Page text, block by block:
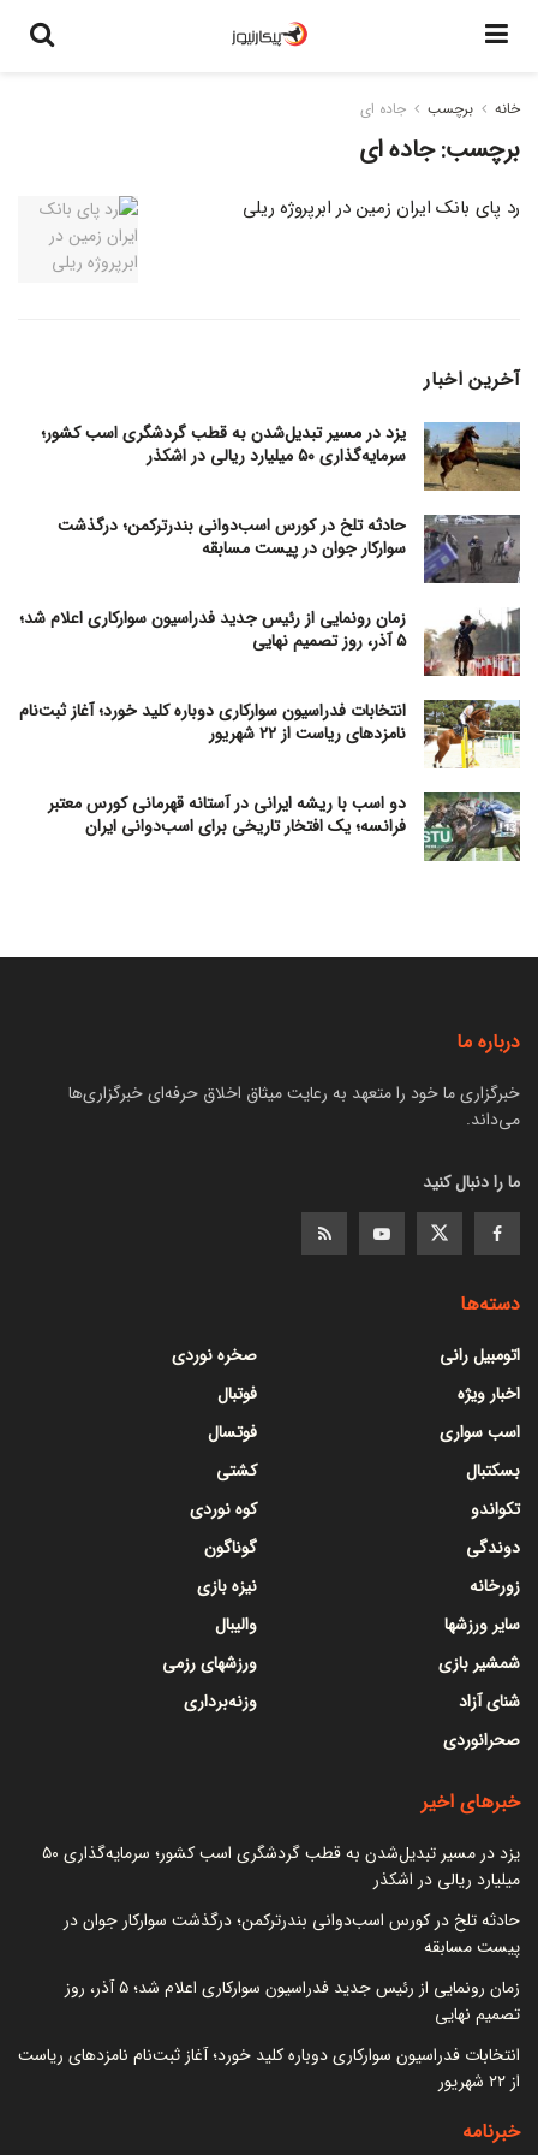
خانه برچسب جاده ای
برچسب:جاده ای
رد پای بانک ایران زمین در ابرپروژه ریلی
آخرین اخبار
یزد در مسیر تبدیل‌شدن به قطب گردشگری اسب کشور؛
سرمایه‌گذاری ۵۰ میلیارد ریالی در اشکذر
حادثه تلخ در کورس اسب‌دوانی بندرترکمن؛ درگذشت
سوارکار جوان در پیست مسابقه
زمان رونمایی از رئیس جدید فدراسیون سوارکاری اعلام شد؛
۵ آذر، روز تصمیم نهایی
انتخابات فدراسیون سوارکاری دوباره کلید خورد؛ آغاز ثبت‌نام
نامزدهای ریاست از ۲۲ شهریور
دو اسب با ریشه ایرانی در آستانه قهرمانی کورس معتبر
فرانسه؛ یک افتخار تاریخی برای اسب‌دوانی ایران
درباره ما
خبرگزاری ما خود را متعهد به رعایت میثاق اخلاق حرفه‌ای خبرگزاری‌ها
می‌داند.
ما را دنبال کنید
دسته‌ها
اتومبیل رانی
اخبار ویژه
اسب سواری
بسکتبال
تکواندو
دوندگی
زورخانه
سایر ورزشها
شمشیر بازی
شنای آزاد
صحرانوردی
صخره نوردی
فوتبال
فوتسال
کشتی
کوه نوردی
گوناگون
نیزه بازی
والیبال
ورزشهای رزمی
وزنه‌برداری
خبرهای اخیر
یزد در مسیر تبدیل‌شدن به قطب گردشگری اسب کشور؛ سرمایه‌گذاری ۵۰
میلیارد ریالی در اشکذر
حادثه تلخ در کورس اسب‌دوانی بندرترکمن؛ درگذشت سوارکار جوان در
پیست مسابقه
زمان رونمایی از رئیس جدید فدراسیون سوارکاری اعلام شد؛ ۵ آذر، روز
تصمیم نهایی
انتخابات فدراسیون سوارکاری دوباره کلید خورد؛ آغاز ثبت‌نام نامزدهای ریاست
از ۲۲ شهریور
خبرنامه